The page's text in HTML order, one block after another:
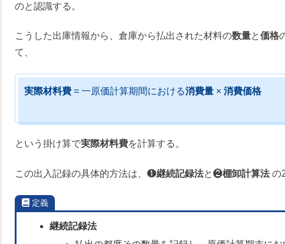
のと認識する。
こうした出庫情報から、倉庫から払出された材料の数量と価格
て、
実際材料費 = 一原価計算期間における消費量 × 消費価格
という掛け算で実際材料費を計算する。
この出入記録の具体的方法は、❶継続記録法と❷棚卸計算法の
定義
継続記録法